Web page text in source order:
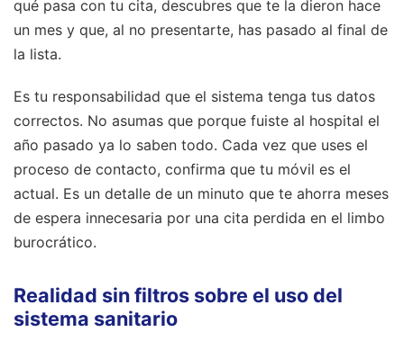
qué pasa con tu cita, descubres que te la dieron hace
un mes y que, al no presentarte, has pasado al final de
la lista.
Es tu responsabilidad que el sistema tenga tus datos
correctos. No asumas que porque fuiste al hospital el
año pasado ya lo saben todo. Cada vez que uses el
proceso de contacto, confirma que tu móvil es el
actual. Es un detalle de un minuto que te ahorra meses
de espera innecesaria por una cita perdida en el limbo
burocrático.
Realidad sin filtros sobre el uso del
sistema sanitario